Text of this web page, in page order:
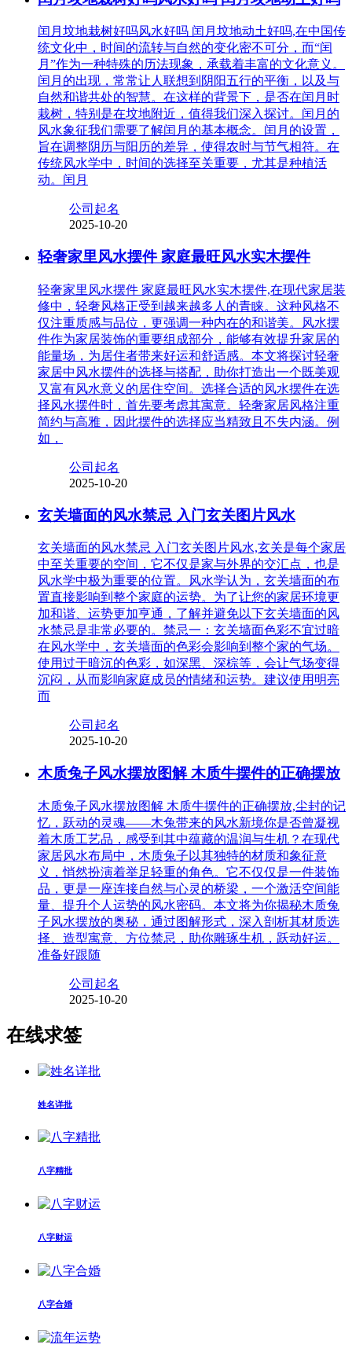
闰月坟地栽树好吗风水好吗 闰月坟地动土好吗,在中国传
统文化中，时间的流转与自然的变化密不可分，而“闰
月”作为一种特殊的历法现象，承载着丰富的文化意义。
闰月的出现，常常让人联想到阴阳五行的平衡，以及与
自然和谐共处的智慧。在这样的背景下，是否在闰月时
栽树，特别是在坟地附近，值得我们深入探讨。闰月的
风水象征我们需要了解闰月的基本概念。闰月的设置，
旨在调整阴历与阳历的差异，使得农时与节气相符。在
传统风水学中，时间的选择至关重要，尤其是种植活
动。闰月
公司起名
2025-10-20
轻奢家里风水摆件 家庭最旺风水实木摆件
轻奢家里风水摆件 家庭最旺风水实木摆件,在现代家居装
修中，轻奢风格正受到越来越多人的青睐。这种风格不
仅注重质感与品位，更强调一种内在的和谐美。风水摆
件作为家居装饰的重要组成部分，能够有效提升家居的
能量场，为居住者带来好运和舒适感。本文将探讨轻奢
家居中风水摆件的选择与搭配，助你打造出一个既美观
又富有风水意义的居住空间。选择合适的风水摆件在选
择风水摆件时，首先要考虑其寓意。轻奢家居风格注重
简约与高雅，因此摆件的选择应当精致且不失内涵。例
如，
公司起名
2025-10-20
玄关墙面的风水禁忌 入门玄关图片风水
玄关墙面的风水禁忌 入门玄关图片风水,玄关是每个家居
中至关重要的空间，它不仅是家与外界的交汇点，也是
风水学中极为重要的位置。风水学认为，玄关墙面的布
置直接影响到整个家庭的运势。为了让您的家居环境更
加和谐、运势更加亨通，了解并避免以下玄关墙面的风
水禁忌是非常必要的。禁忌一：玄关墙面色彩不宜过暗
在风水学中，玄关墙面的色彩会影响到整个家的气场。
使用过于暗沉的色彩，如深黑、深棕等，会让气场变得
沉闷，从而影响家庭成员的情绪和运势。建议使用明亮
而
公司起名
2025-10-20
木质兔子风水摆放图解 木质牛摆件的正确摆放
木质兔子风水摆放图解 木质牛摆件的正确摆放,尘封的记
忆，跃动的灵魂——木兔带来的风水新境你是否曾凝视
着木质工艺品，感受到其中蕴藏的温润与生机？在现代
家居风水布局中，木质兔子以其独特的材质和象征意
义，悄然扮演着举足轻重的角色。它不仅仅是一件装饰
品，更是一座连接自然与心灵的桥梁，一个激活空间能
量、提升个人运势的风水密码。本文将为你揭秘木质兔
子风水摆放的奥秘，通过图解形式，深入剖析其材质选
择、造型寓意、方位禁忌，助你雕琢生机，跃动好运。
准备好跟随
公司起名
2025-10-20
在线求签
姓名详批
八字精批
八字财运
八字合婚